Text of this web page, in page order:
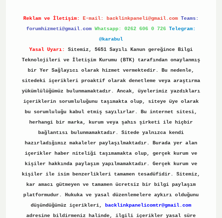
Reklam ve İletişim: E-mail: backlinkpaneli@gmail.com Teams:
forumhizmeti@gmail.com Whatsapp: 0262 606 0 726 Telegram:
@karabul
Yasal Uyarı:
Sitemiz, 5651 Sayılı Kanun gereğince Bilgi
Teknolojileri ve İletişim Kurumu (BTK) tarafından onaylanmış
bir Yer Sağlayıcı olarak hizmet vermektedir. Bu nedenle,
sitedeki içerikleri proaktif olarak denetleme veya araştırma
yükümlülüğümüz bulunmamaktadır. Ancak, üyelerimiz yazdıkları
içeriklerin sorumluluğunu taşımakta olup, siteye üye olarak
bu sorumluluğu kabul etmiş sayılırlar. Bu internet sitesi,
herhangi bir marka, kurum veya şahıs şirketi ile hiçbir
bağlantısı bulunmamaktadır. Sitede yalnızca kendi
hazırladığımız makaleler paylaşılmaktadır. Burada yer alan
içerikler haber niteliği taşımamakta olup, gerçek kurum ve
kişiler hakkında paylaşım yapılmamaktadır. Gerçek kurum ve
kişiler ile isim benzerlikleri tamamen tesadüfidir. Sitemiz,
kar amacı gütmeyen ve tamamen ücretsiz bir bilgi paylaşım
platformudur. Hukuka ve yasal düzenlemelere aykırı olduğunu
düşündüğünüz içerikleri,
backlinkpanelicomtr@gmail.com
adresine bildirmeniz halinde, ilgili içerikler yasal süre